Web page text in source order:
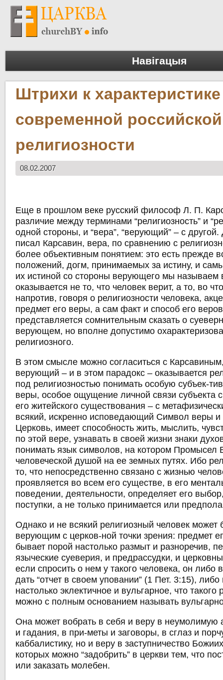
Навігацыя
Штрихи к характеристике
современной российской
религиозности
08.02.2007
Еще в прошлом веке русский философ Л. П.
различие между терминами “религиозность” и
одной стороны, и “вера”, “верующий” – с другой.
писал Карсавин, вера, по сравнению с
более объективным понятием: это есть прежде
положений, догм, принимаемых за истину, и
их истиной со стороны верующего мы называем
оказывается не то, что человек верит, а то, во
напротив, говоря о религиозности человека,
предмет его веры, а сам факт и способ его
представляется сомнительным сказать о
верующем, но вполне допустимо
религиозного.
В этом смысле можно согласиться с
верующий – и в этом парадокс – оказывается
под религиозностью понимать особую субъек-
веры, особое ощущение личной связи субъекта
его житейского существования – с
всякий, искренно исповедающий Символ веры
Церковь, имеет способность жить, мыслить,
по этой вере, узнавать в своей жизни знаки
понимать язык символов, на котором Промысел
человеческой душой на ее земных путях. Ибо
то, что непосредственно связано с жизнью
проявляется во всем его существе, в его
поведении, деятельности, определяет его
поступки, а не только принимается или
Однако и не всякий религиозный человек может
верующим с церков-ной точки зрения: предмет
бывает порой настолько размыт и разноречив,
языческие суеверия, и предрассудки, и
если спросить о нем у такого человека, он либо
дать “отчет в своем уповании” (1 Пет. 3:15), либо
настолько эклектичное и вульгарное, что такого
можно с полным основанием называть
Она может вобрать в себя и веру в неумолимую
и гадания, в при-меты и заговоры, в сглаз и
каббалистику, но и веру в заступничество
которых можно “задобрить” в церкви тем, что
или заказать молебен.